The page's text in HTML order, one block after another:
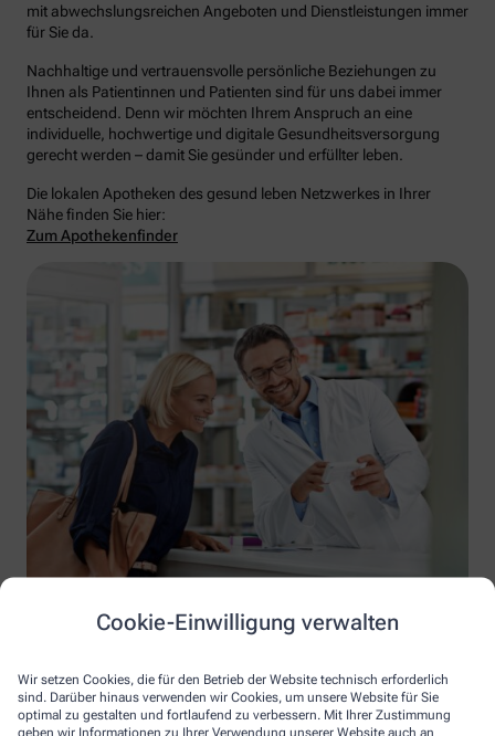
Cookie-Einwilligung verwalten
Wir setzen Cookies, die für den Betrieb der Website technisch erforderlich
sind. Darüber hinaus verwenden wir Cookies, um unsere Website für Sie
optimal zu gestalten und fortlaufend zu verbessern. Mit Ihrer Zustimmung
geben wir Informationen zu Ihrer Verwendung unserer Website auch an
mit abwechslungsreichen Angeboten und Dienstleistungen immer
für Sie da.
Nachhaltige und vertrauensvolle persönliche Beziehungen zu
Ihnen als Patientinnen und Patienten sind für uns dabei immer
entscheidend. Denn wir möchten Ihrem Anspruch an eine
individuelle, hochwertige und digitale Gesundheitsversorgung
gerecht werden – damit Sie gesünder und erfüllter leben.
Die lokalen Apotheken des gesund leben Netzwerkes in Ihrer
Nähe finden Sie hier:
Zum Apothekenfinder